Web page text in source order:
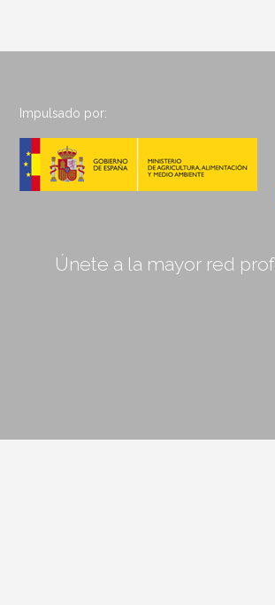
Impulsado por:
Únete a la mayor red